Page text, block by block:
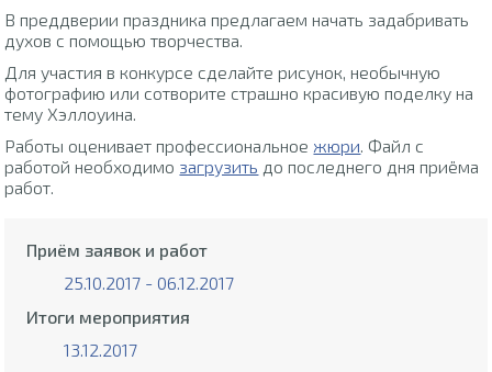
В преддверии праздника предлагаем начать задабривать
духов с помощью творчества.
Для участия в конкурсе сделайте рисунок, необычную
фотографию или сотворите страшно красивую поделку на
тему Хэллоуина.
Работы оценивает профессиональное жюри. Файл с
работой необходимо загрузить до последнего дня приёма
работ.
Приём заявок и работ
25.10.2017 - 06.12.2017
Итоги мероприятия
13.12.2017